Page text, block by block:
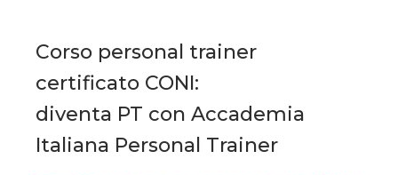
Corso personal trainer
certificato CONI:
diventa PT con Accademia
Italiana Personal Trainer